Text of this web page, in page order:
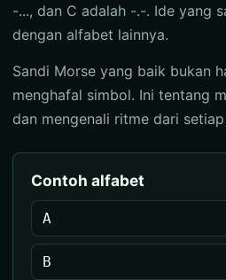
-..., dan C adalah -.-. Ide yang
dengan alfabet lainnya.
Sandi Morse yang baik bukan
menghafal simbol. Ini tentang
dan mengenali ritme dari
Contoh alfabet
A
B